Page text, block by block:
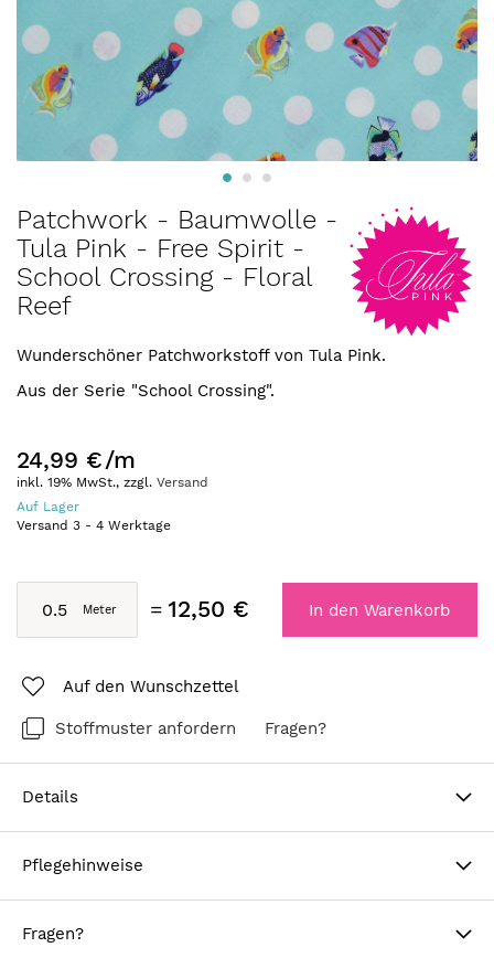
Anfang
der
Bildergalerie
springen
Patchwork - Baumwolle -
Tula Pink - Free Spirit -
School Crossing - Floral
Reef
Wunderschöner Patchworkstoff von Tula Pink.
Aus der Serie "School Crossing".
24,99 €/m
inkl. 19% MwSt., zzgl. Versand
Auf Lager
Versand 3 - 4 Werktage
12,50 € In den Warenkorb
Auf den Wunschzettel
Stoffmuster anfordern Fragen?
Details
Pflegehinweise
Fragen?